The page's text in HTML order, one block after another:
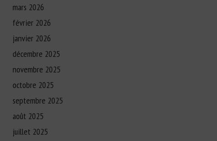
mars 2026
février 2026
janvier 2026
décembre 2025
novembre 2025
octobre 2025
septembre 2025
août 2025
juillet 2025